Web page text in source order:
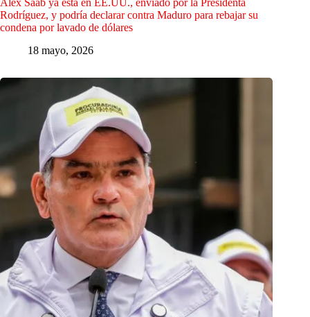
Rodríguez, y podría declarar contra Maduro para rebajar su
condena por lavado de dólares
18 mayo, 2026